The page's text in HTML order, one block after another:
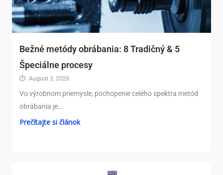
Bežné metódy obrábania: 8 Tradičný & 5
Špeciálne procesy
August 3, 2026
Vo výrobnom priemysle, pochopenie celého spektra metód
obrábania je...
Prečítajte si článok